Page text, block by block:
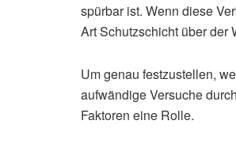
spürbar ist. Wenn diese
Art Schutzschicht über der
Um genau festzustellen,
aufwändige Versuche
Faktoren eine Rolle.